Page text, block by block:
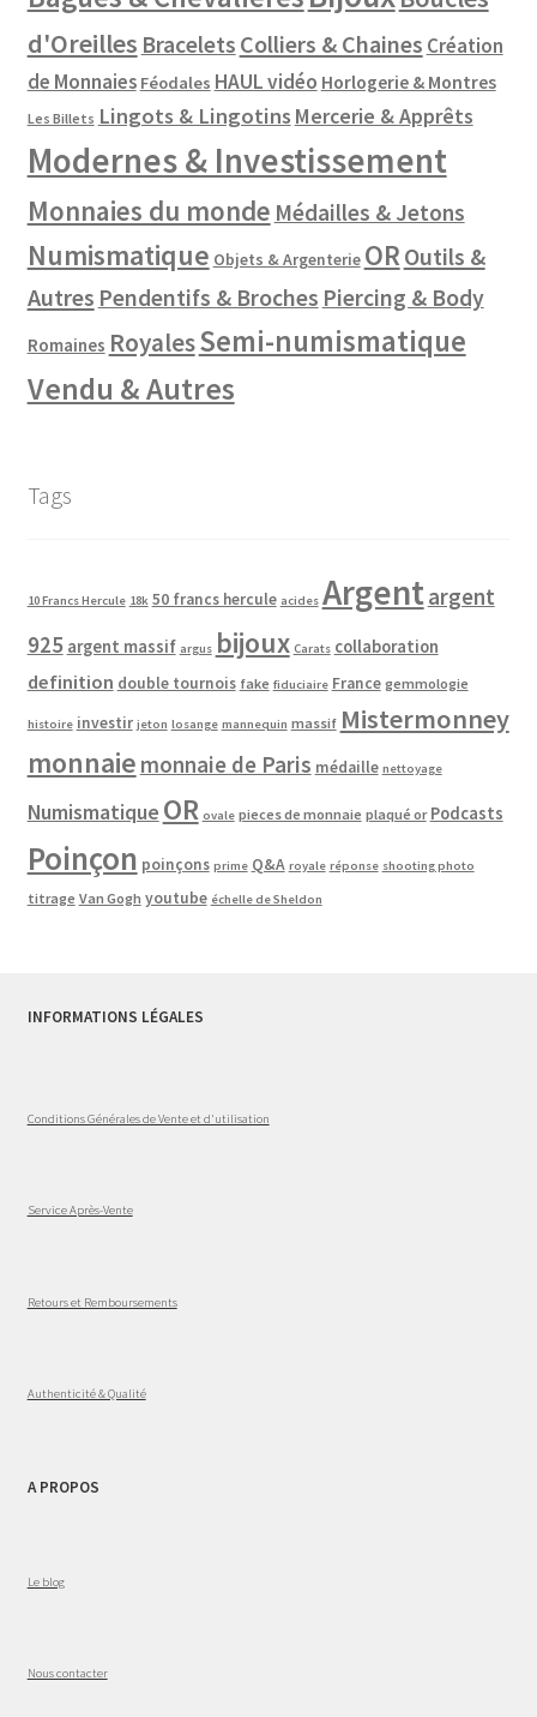
d'Oreilles Bracelets Colliers & Chaines Création
de Monnaies Féodales HAUL vidéo Horlogerie & Montres
Les Billets Lingots & Lingotins Mercerie & Apprêts
Modernes & Investissement
Monnaies du monde Médailles & Jetons
Numismatique Objets & Argenterie OR Outils &
Autres Pendentifs & Broches Piercing & Body
Romaines RoyalesSemi-numismatique
Vendu & Autres
Tags
10 Francs Hercule 18k 50 francs hercule acides Argentargent
925 argent massif argus bijoux Carats collaboration
definition double tournois fake fiduciaire France gemmologie
histoire investir jeton losange mannequin massif Mistermonney
monnaie monnaie de Paris médaille nettoyage
Numismatique OR ovale pieces de monnaie plaqué or Podcasts
Poinçon poinçons prime Q&A royale réponse shooting photo
titrage Van Gogh youtube échelle de Sheldon
INFORMATIONS LÉGALES
Conditions Générales de Vente et d'utilisation
Service Après-Vente
Retours et Remboursements
Authenticité & Qualité
A PROPOS
Le blog
Nous contacter